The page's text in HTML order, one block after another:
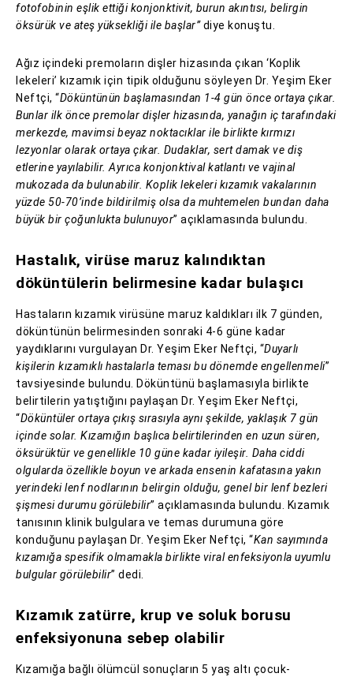
fotofobinin eşlik ettiği konjonktivit, burun akıntısı, belirgin
öksürük ve ateş yüksekliği ile başlar”diye konuştu.
Ağız içindeki premoların dişler hizasında çıkan ‘Koplik
lekeleri’ kızamık için tipik olduğunu söyleyen Dr. Yeşim Eker
Neftçi, “Döküntünün başlamasından 1-4 gün önce ortaya çıkar.
Bunlar ilk önce premolar dişler hizasında, yanağın iç tarafındaki
merkezde, mavimsi beyaz noktacıklar ile birlikte kırmızı
lezyonlar olarak ortaya çıkar. Dudaklar, sert damak ve diş
etlerine yayılabilir. Ayrıca konjonktival katlantı ve vajinal
mukozada da bulunabilir. Koplik lekeleri kızamık vakalarının
yüzde 50-70’inde bildirilmiş olsa da muhtemelen bundan daha
büyük bir çoğunlukta bulunuyor” açıklamasında bulundu.
Hastalık, virüse maruz kalındıktan
döküntülerin belirmesine kadar bulaşıcı
Hastaların kızamık virüsüne maruz kaldıkları ilk 7 günden,
döküntünün belirmesinden sonraki 4-6 güne kadar
yaydıklarını vurgulayan Dr. Yeşim Eker Neftçi, “Duyarlı
kişilerin kızamıklı hastalarla teması bu dönemde engellenmeli”
tavsiyesinde bulundu. Döküntünü başlamasıyla birlikte
belirtilerin yatıştığını paylaşan Dr. Yeşim Eker Neftçi,
“Döküntüler ortaya çıkış sırasıyla aynı şekilde, yaklaşık 7 gün
içinde solar. Kızamığın başlıca belirtilerinden en uzun süren,
öksürüktür ve genellikle 10 güne kadar iyileşir. Daha ciddi
olgularda özellikle boyun ve arkada ensenin kafatasına yakın
yerindeki lenf nodlarının belirgin olduğu, genel bir lenf bezleri
şişmesi durumu görülebilir” açıklamasında bulundu. Kızamık
tanısının klinik bulgulara ve temas durumuna göre
konduğunu paylaşan Dr. Yeşim Eker Neftçi, “Kan sayımında
kızamığa spesifik olmamakla birlikte viral enfeksiyonla uyumlu
bulgular görülebilir” dedi.
Kızamık zatürre, krup ve soluk borusu
enfeksiyonuna sebep olabilir
Kızamığa bağlı ölümcül sonuçların 5 yaş altı çocuk-